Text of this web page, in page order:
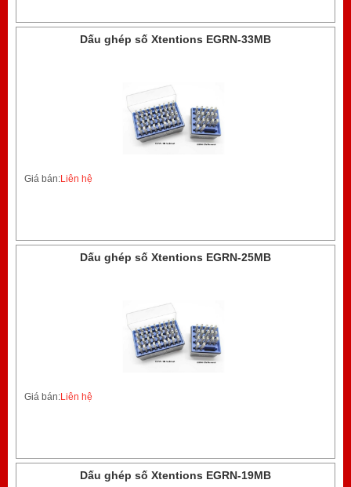
Dấu ghép số Xtentions EGRN-33MB
Giá bán:Liên hệ
Dấu ghép số Xtentions EGRN-25MB
Giá bán:Liên hệ
Dấu ghép số Xtentions EGRN-19MB